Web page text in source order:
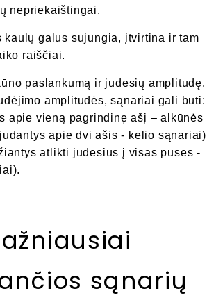
nepriekaištingai.
kaulų galus sujungia, įtvirtina ir tam
raiščiai.
paslankumą ir judesių amplitudę.
amplitudės, sąnariai gali būti:
apie vieną pagrindinę ašį – alkūnės
apie dvi ašis - kelio sąnariai)
atlikti judesius į visas puses -
sąnarių